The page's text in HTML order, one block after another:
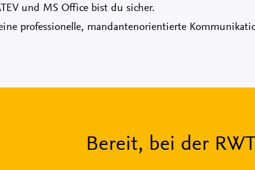
und MS Office bist du sicher.
professionelle, mandantenorientierte
Bereit, bei der